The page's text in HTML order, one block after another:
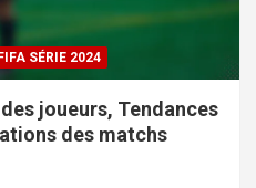
SÉRIE 2024
joueurs, Tendances
des matchs